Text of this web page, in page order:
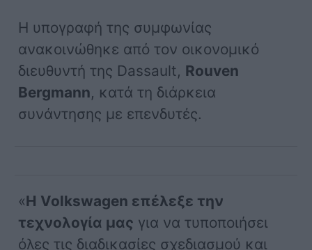
Η υπογραφή της συμφωνίας
ανακοινώθηκε από τον οικονομικό
διευθυντή της Dassault, Rouven
Bergmann, κατά τη διάρκεια
συνάντησης με επενδυτές.
«Η Volkswagen επέλεξε την
τεχνολογία μας για να τυποποιήσει
όλες τις διαδικασίες σχεδιασμού και